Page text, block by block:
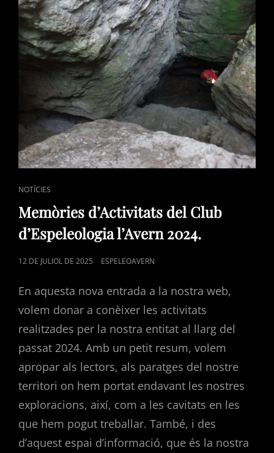
CAT
LINKS
NOTÍCIES
Memòries d’Activitats del Club
d’Espeleologia l’Avern 2024.
POSTED
12 DE JULIOL DE 2025 ESPELEOAVERN
En aquesta nova entrada a la nostra web,
volem donar a conèixer les activitats
realitzades per la nostra entitat al llarg del
passat 2024. Amb un petit resum, volem
apropar als lectors, als paratges del nostre
territori on hem portat endavant les nostres
exploracions, així, com a les cavitats en les
que hem pogut treballar. També, i des
d’aquest espai d’informació, que és la nostra